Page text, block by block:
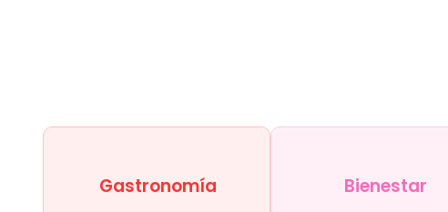
Gastronomía Bienestar